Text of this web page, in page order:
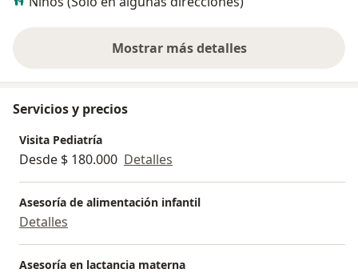
Mostrar más detalles
sobre la experiencia
Servicios y precios
Visita Pediatría
Desde $ 180.000 Detalles
Asesoría de alimentación infantil
Detalles
Asesoría en lactancia materna